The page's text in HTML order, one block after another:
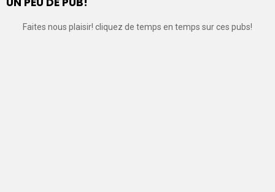
Faites nous plaisir! cliquez de temps en temps sur ces pubs!